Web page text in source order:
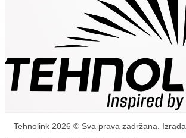
Tehnolink 2026 © Sva prava zadržana. Izrada